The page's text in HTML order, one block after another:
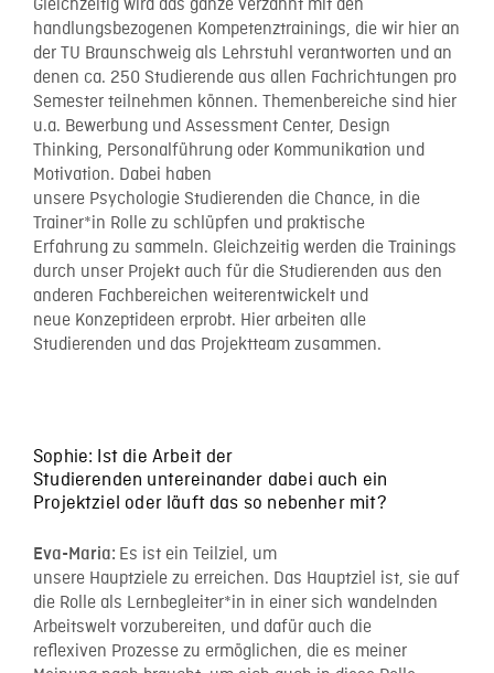
Gleichzeitig wird das ganze verzahnt mit den
handlungsbezogenen Kompetenztrainings, die wir hier an
der TU Braunschweig als Lehrstuhl verantworten und an
denen ca. 250 Studierende aus allen Fachrichtungen pro
Semester teilnehmen können. Themenbereiche sind hier
u.a. Bewerbung und Assessment Center, Design
Thinking, Personalführung oder Kommunikation und
Motivation. Dabei haben
unsere Psychologie Studierenden die Chance, in die
Trainer*in Rolle zu schlüpfen und praktische
Erfahrung zu sammeln. Gleichzeitig werden die Trainings
durch unser Projekt auch für die Studierenden aus den
anderen Fachbereichen weiterentwickelt und
neue Konzeptideen erprobt. Hier arbeiten alle
Studierenden und das Projektteam zusammen.
Sophie: Ist die Arbeit der
Studierenden untereinander dabei auch ein
Projektziel oder läuft das so nebenher mit?
Eva-Maria: Es ist ein Teilziel, um
unsere Hauptziele zu erreichen. Das Hauptziel ist, sie auf
die Rolle als Lernbegleiter*in in einer sich wandelnden
Arbeitswelt vorzubereiten, und dafür auch die
reflexiven Prozesse zu ermöglichen, die es meiner